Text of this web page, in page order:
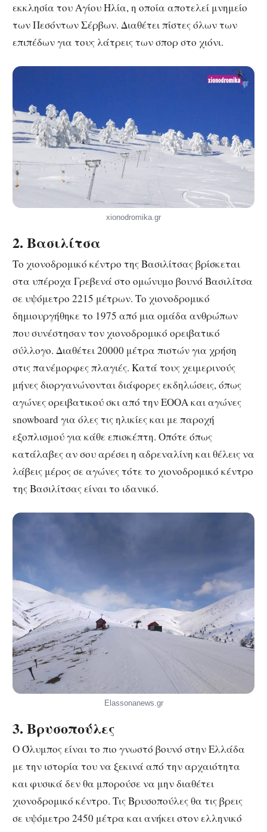
εκκλησία του Αγίου Ηλία, η οποία αποτελεί μνημείο
των Πεσόντων Σέρβων. Διαθέτει πίστες όλων των
επιπέδων για τους λάτρεις των σπορ στο χιόνι.
xionodromika.gr
2. Βασιλίτσα
Το χιονοδρομικό κέντρο της Βασιλίτσας βρίσκεται
στα υπέροχα Γρεβενά στο ομώνυμο βουνό Βασιλίτσα
σε υψόμετρο 2215 μέτρων. Το χιονοδρομικό
δημιουργήθηκε το 1975 από μια ομάδα ανθρώπων
που συνέστησαν τον χιονοδρομικό ορειβατικό
σύλλογο. Διαθέτει 20000 μέτρα πιστών για χρήση
στις πανέμορφες πλαγιές. Κατά τους χειμερινούς
μήνες διοργανώνονται διάφορες εκδηλώσεις, όπως
αγώνες ορειβατικού σκι από την ΕΟΟΑ και αγώνες
snowboard για όλες τις ηλικίες και με παροχή
εξοπλισμού για κάθε επισκέπτη. Οπότε όπως
κατάλαβες αν σου αρέσει η αδρεναλίνη και θέλεις να
λάβεις μέρος σε αγώνες τότε το χιονοδρομικό κέντρο
της Βασιλίτσας είναι το ιδανικό.
Elassonanews.gr
3. Βρυσοπούλες
Ο Όλυμπος είναι το πιο γνωστό βουνό στην Ελλάδα
με την ιστορία του να ξεκινά από την αρχαιότητα
και φυσικά δεν θα μπορούσε να μην διαθέτει
χιονοδρομικό κέντρο. Τις Βρυσοπούλες θα τις βρεις
σε υψόμετρο 2450 μέτρα και ανήκει στον ελληνικό